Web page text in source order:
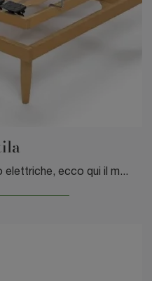
Se sei alla ricerca di reti letto elettriche, ecco qui il modello Duttila di DEM armonie del sonno per ultimare la camera da letto.